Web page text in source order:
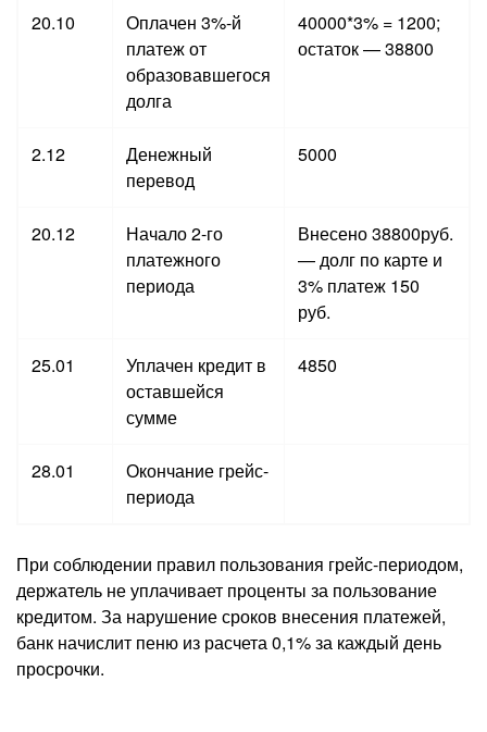
20.10
Оплачен 3%-й
платеж от
образовавшегося
долга
40000*3% = 1200;
остаток — 38800
2.12
Денежный
перевод
5000
20.12
Начало 2-го
платежного
периода
Внесено 38800руб.
— долг по карте и
3% платеж 150
руб.
25.01
Уплачен кредит в
оставшейся
сумме
4850
28.01
Окончание грейс-
периода
При соблюдении правил пользования грейс-периодом,
держатель не уплачивает проценты за пользование
кредитом. За нарушение сроков внесения платежей,
банк начислит пеню из расчета 0,1% за каждый день
просрочки.